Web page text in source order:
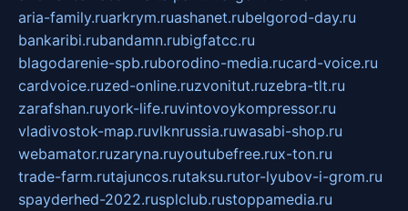
aria-family.ruarkrym.ruashanet.rubelgorod-day.ru
bankaribi.rubandamn.rubigfatcc.ru
blagodarenie-spb.ruborodino-media.rucard-voice.ru
cardvoice.ruzed-online.ruzvonitut.ruzebra-tlt.ru
zarafshan.ruyork-life.ruvintovoykompressor.ru
vladivostok-map.ruvlknrussia.ruwasabi-shop.ru
webamator.ruzaryna.ruyoutubefree.rux-ton.ru
trade-farm.rutajuncos.rutaksu.rutor-lyubov-i-grom.ru
spayderhed-2022.rusplclub.rustoppamedia.ru